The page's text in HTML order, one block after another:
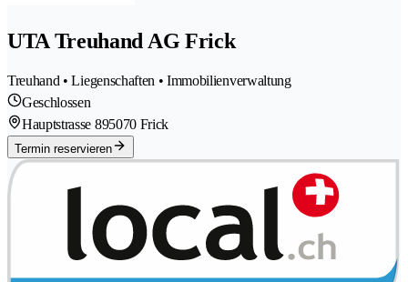
UTA Treuhand AG Frick
Treuhand • Liegenschaften • Immobilienverwaltung
Geschlossen
Hauptstrasse 895070 Frick
Termin reservieren